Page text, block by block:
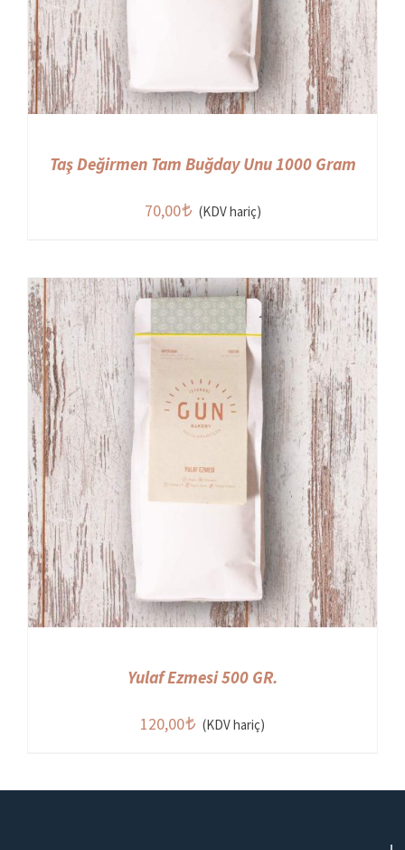
Taş Değirmen Tam Buğday Unu 1000 Gram
70,00 (KDV hariç)
Yulaf Ezmesi 500 GR.
120,00 (KDV hariç)